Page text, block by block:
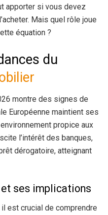
apporter si vous devez
Mais quel rôle joue
équation ?
du
montre des signes de
Européenne maintient ses
propice aux
l’intérêt des banques,
dérogatoire, atteignant
ses implications
il est crucial de comprendre